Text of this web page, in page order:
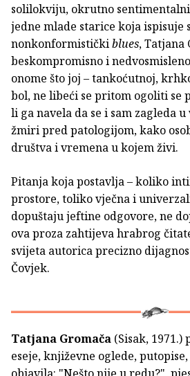
solilokviju, okrutno
jedne mlade starice koja
nonkonformističkiblues, Tatjana
beskompromisno i
onome što joj – tankoćutnoj,
bol, ne libeći se pritom ogoliti se
li ga navela da se i sam zagleda
žmiri pred patologijom, kako
društva i vremena u kojem živi.
Pitanja koja postavlja – koliko
prostore, toliko vječna i
dopuštaju jeftine odgovore, ne
ova proza zahtijeva hrabrog
svijeta autorica precizno
Čovjek.
Tatjana Gromača (Sisak, 1971.)
eseje, književne oglede,